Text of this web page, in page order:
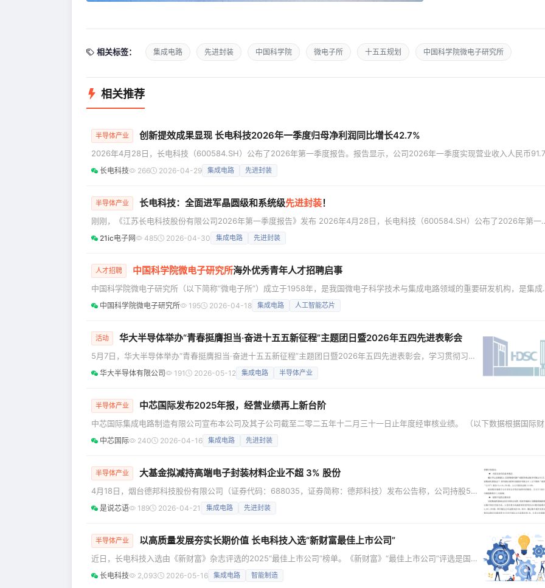
相关标签： 集成电路 先进封装 中国科学院 微电子所 十五五规划 中国科学院微电子研究所
相关推荐
半导体产业 创新提效成果显现 长电科技2026年一季度归母净利润同比增长42.7%
2026年4月28日，长电科技（600584.SH）公布了2026年第一季度报告。报告显示，公司2026年一季度实现营业收入人民币
元；实现归属于上市公司股东的净利润人民币2.9亿元，同比增长42.7%。 2026年，长电科技围绕“创新提效、行深致远”的经营主
长电科技 266 2026-04-29 集成电路 先进封装
半导体产业 长电科技：全面进军晶圆级和系统级先进封装！
刚刚，《江苏长电科技股份有限公司2026年第一季度报告》发布 2026年4月28日，长电科技（600584.SH）公布了2026年第一
度报告。报告显示，公司2026年一季度实现营业收入人民币91.7亿元；实现归属于上市公司股东的净利润人民币2.9亿元，同比增
21ic电子网 485 2026-04-30 集成电路 先进封装
人才招聘 中国科学院微电子研究所海外优秀青年人才招聘启事
中国科学院微电子研究所（以下简称“微电子所”）成立于1958年，是我国微电子科学技术与集成电路领域的重要研发机构，是集成
路制造技术全国重点实验室的依托单位。在半导体器件与集成电路制造、集成电路设计与应用、集成电路装备等领域展开科研工作
中国科学院微电子研究所 195 2026-04-18 集成电路 人工智能芯片
活动 华大半导体举办“青春挺膺担当·奋进十五五新征程”主题团日暨2026年五四先进表彰会
5月7日，华大半导体举办“青春挺膺担当·奋进十五五新征程”主题团日暨2026年五四先进表彰会，学习贯彻习近
平总书记关于青年工作的重要思想，深入学习领会习近平总书记给中国青年五四奖章暨新时代青年先锋奖获奖者
华大半导体有限公司 191 2026-05-12 集成电路 半导体产业
半导体产业 中芯国际发布2025年报，经营业绩再上新台阶
中芯国际集成电路制造有限公司宣布本公司及其子公司截至二零二五年十二月三十一日止年度经审核业绩。 （以下数据根据国际
报告准则编制） 财务摘要 收入由2024年的80.30亿美元增加16.2%至2025年的93.27亿美元。 毛利率由2024年的18.0%增加至
中芯国际 240 2026-04-16 集成电路 先进封装
半导体产业 大基金拟减持高端电子封装材料企业不超 3% 股份
4月18日，烟台德邦科技股份有限公司（证券代码：688035，证券简称：德邦科技）发布公告称，公司持股5%
以上股东国家集成电路产业投资基金股份有限公司（以下简称“大基金”）计划减持公司部分股份，合计减持数量
是说芯语 189 2026-04-21 集成电路 先进封装
半导体产业 以高质量发展夯实长期价值 长电科技入选“新财富最佳上市公司”
近日，长电科技入选由《新财富》杂志评选的2025“最佳上市公司”榜单。《新财富》“最佳上市公司”评选是国内
资本市场具有较高市场认可度和影响力的专业榜单之一，围绕信息披露质量、可持续发展（ESG）表现、品牌影
响力等维度开展综合评估，通过客观指标评估与专业投票相结合的方式形成评选结果，旨在挖掘具有市场认可度
长电科技 2,093 2026-05-16 集成电路 智能制造